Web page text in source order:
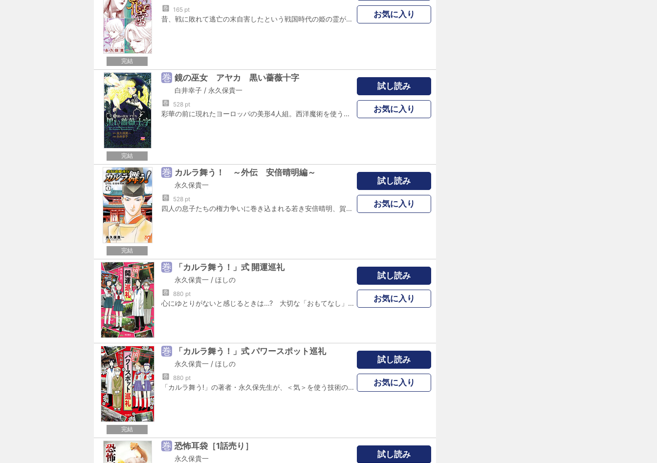
完結
巻 165 pt
昔、戦に敗れて逃亡の末自害したという戦国時代の姫の霊が出るという祠に出かけた中学生達は、本当に姫の霊を見てしまって激しく動揺するが、克也だけは不思議と怖いと感じなかった。その夜、克也は戦国時代の忍の夢を見る。それは件の姫の生きていた時代の夢のようで・・・。(41P)(この作品はウェブ・マガジン：ホラー シルキー増刊 奇奇怪怪 Vol.4に収録されています。重複購入にご注意ください。) お気に入り
完結
巻 鏡の巫女 アヤカ 黒い薔薇十字
白井幸子 / 永久保貴一
巻 528 pt
彩華の前に現れたヨーロッパの美形4人組。西洋魔術を使う彼らのテストに命がけで挑む、鏡の巫女・彩華の運命は!? 「鏡の巫女 アヤカ」シリーズ最新作! 西洋の魔術VS日本の神秘!!
試し読み
お気に入り
完結
巻 カルラ舞う！ ～外伝 安倍晴明編～
永久保貴一
巻 528 pt
四人の息子たちの権力争いに巻き込まれる若き安倍晴明、賀茂保憲、そして迦楼羅の者!! 呪詛の嵐が吹き荒れるなか、生き残るのは果たして…!? 『カルラ舞う!』のキャラクターたちが歴史上の人物に扮した好評外伝の新シリーズここに開幕!!
試し読み
お気に入り
巻 「カルラ舞う！」式 開運巡礼
永久保貴一 / ほしの
巻 880 pt
心にゆとりがないと感じるときは…? 大切な「おもてなし」の前に考えることとは…? 「不当な扱い」を受けていると感じるときは…？ 対人関係にストレスを感じる現代人に捧げる最良の1冊!! 開運は難しくない!!
試し読み
お気に入り
完結
巻 「カルラ舞う！」式 パワースポット巡礼
永久保貴一 / ほしの
巻 880 pt
「カルラ舞う!」の著者・永久保先生が、＜気＞を使う技術のプロで永久保作品にもしばしば登場するほしのさんとともに、日本各地のパワースポットを紹介。正しいご利益のいただきかたをお教えします。恋人がほしい人、結婚したい人、人間関係で悩んでいる人……幸福への良縁をつかみましょう!!
試し読み
お気に入り
巻 恐怖耳袋［1話売り］
永久保貴一 試し読み